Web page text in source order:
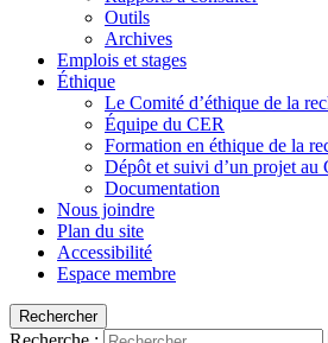
Outils
Archives
Emplois et stages
Éthique
Le Comité d’éthique de la
Équipe du CER
Formation en éthique de la
Dépôt et suivi d’un projet au
Documentation
Nous joindre
Plan du site
Accessibilité
Espace membre
Rechercher